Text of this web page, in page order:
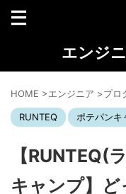
エンジ
HOME >エンジニア >プロ
RUNTEQ ポテパンキ
【RUNTEQ(
キャンプ】ど